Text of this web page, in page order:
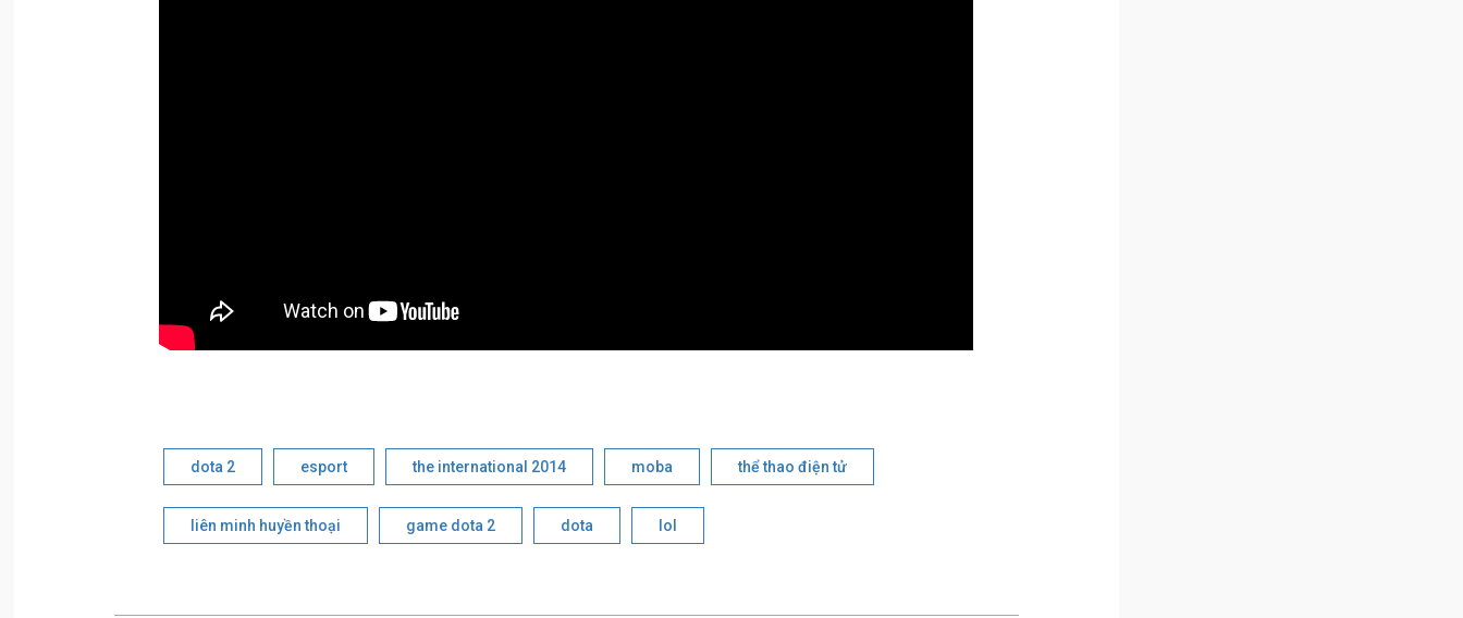
dota 2 esport the international 2014 moba thể thao điện tử
liên minh huyền thoại game dota 2 dota lol